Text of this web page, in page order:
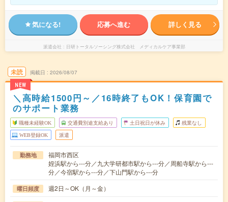
気になる! 応募へ進む 詳しく見る
派遣会社 日研トータルソーシング株式会社 メディカルケア事業部
未読
NEW
掲載日 2026/08/07
＼高時給1500円～／16時終了もOK！保育園で
のサポート業務
職種未経験OK 交通費別途支給あり 土日祝日が休み 残業なし
WEB登録OK 派遣
勤務地
福岡市西区
姪浜駅から---分／九大学研都市駅から---分／周船寺駅から---
分／今宿駅から---分／下山門駅から---分
曜日頻度 週2日～OK（月～金）